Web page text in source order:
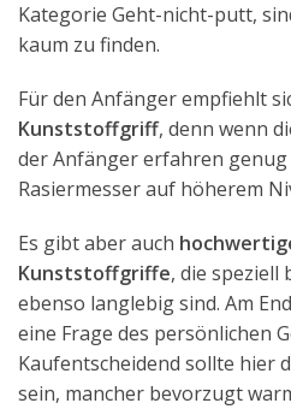
Kategorie Geht-nicht-putt,
kaum zu finden.
Für den Anfänger empfiehlt
Kunststoffgriff, denn wenn
der Anfänger erfahren
Rasiermesser auf höherem
Es gibt aber auch
Kunststoffgriffe, die speziell
ebenso langlebig sind. Am
eine Frage des persönlichen
Kaufentscheidend sollte hier
sein, mancher bevorzugt